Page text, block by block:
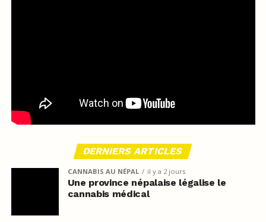
DERNIERS ARTICLES
CANNABIS AU NÉPAL il y a 2 jours
Une province népalaise légalise le
cannabis médical